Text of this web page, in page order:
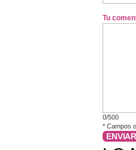
Tu
0/500
* Campos